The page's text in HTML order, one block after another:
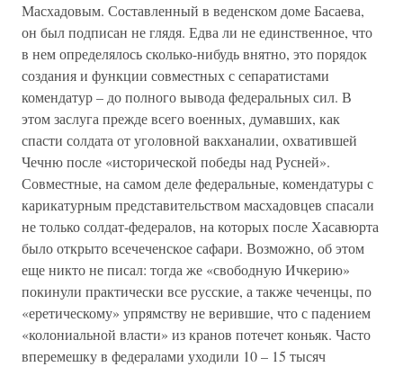
Масхадовым. Составленный в веденском доме Басаева,
он был подписан не глядя. Едва ли не единственное, что
в нем определялось сколько-нибудь внятно, это порядок
создания и функции совместных с сепаратистами
комендатур – до полного вывода федеральных сил. В
этом заслуга прежде всего военных, думавших, как
спасти солдата от уголовной вакханалии, охватившей
Чечню после «исторической победы над Русней».
Совместные, на самом деле федеральные, комендатуры с
карикатурным представительством масхадовцев спасали
не только солдат-федералов, на которых после Хасавюрта
было открыто всечеченское сафари. Возможно, об этом
еще никто не писал: тогда же «свободную Ичкерию»
покинули практически все русские, а также чеченцы, по
«еретическому» упрямству не верившие, что с падением
«колониальной власти» из кранов потечет коньяк. Часто
вперемешку в федералами уходили 10 – 15 тысяч